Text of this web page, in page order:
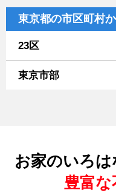
東京都の市区町村
23区
東京市部
お家のいろ
豊富な